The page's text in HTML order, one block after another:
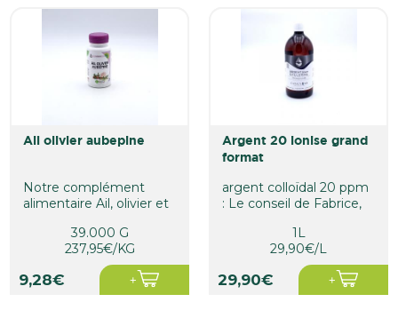
ail olivier aubepine
Notre complément
alimentaire Ail, olivier et
39.000 G
237,95€/KG
9,28€
argent 20 ionise grand
format
argent colloïdal 20 ppm
: Le conseil de Fabrice,
1L
29,90€/L
29,90€